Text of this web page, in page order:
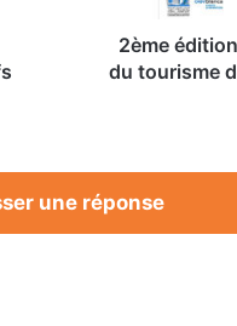
Casablanca-
Settat2ème
du tourisme
une réponse